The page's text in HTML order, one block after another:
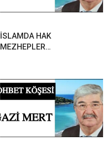
İSLAMDA HAK
MEZHEPLER…